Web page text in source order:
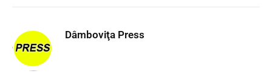
Dâmboviţa Press